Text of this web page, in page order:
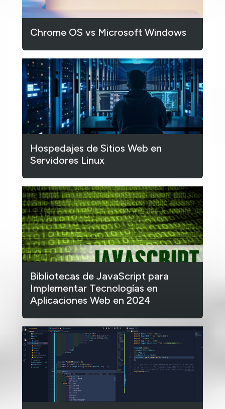
Chrome OS vs Microsoft Windows
Hospedajes de Sitios Web en
Servidores Linux
Bibliotecas de JavaScript para
Implementar Tecnologías en
Aplicaciones Web en 2024